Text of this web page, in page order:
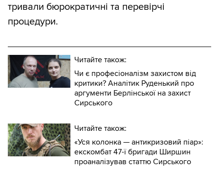
тривали бюрократичні та перевірчі
процедури.
Читайте також:
Чи є професіоналізм захистом від
критики? Аналітик Руденький про
аргументи Берлінської на захист
Сирського
Читайте також:
«Уся колонка — антикризовий піар»:
екскомбат 47-ї бригади Ширшин
проаналізував статтю Сирського